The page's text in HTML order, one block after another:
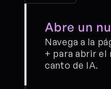
Abre un
Navega a la
+ para abrir el
canto de IA.